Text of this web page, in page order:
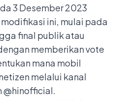
3 Desember 2023
ini, mulai pada
final publik atau
memberikan vote
mana mobil
melalui kanal
@hinofficial.